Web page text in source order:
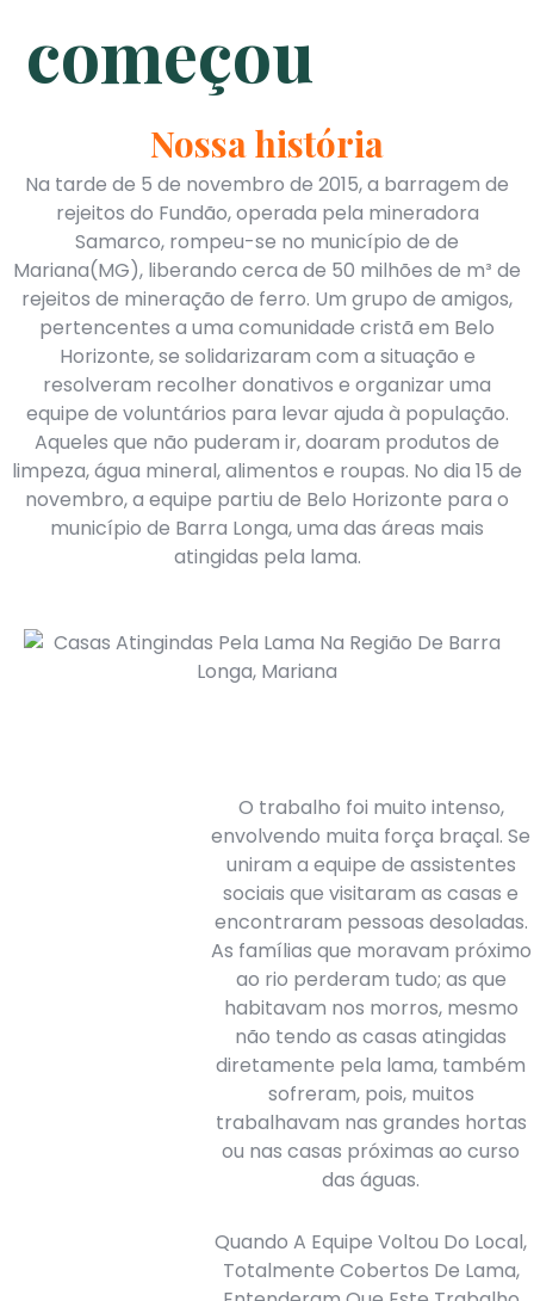
começou
Nossa história
Na tarde de 5 de novembro de 2015, a barragem de
rejeitos do Fundão, operada pela mineradora
Samarco, rompeu-se no município de de
Mariana(MG), liberando cerca de 50 milhões de m³ de
rejeitos de mineração de ferro. Um grupo de amigos,
pertencentes a uma comunidade cristã em Belo
Horizonte, se solidarizaram com a situação e
resolveram recolher donativos e organizar uma
equipe de voluntários para levar ajuda à população.
Aqueles que não puderam ir, doaram produtos de
limpeza, água mineral, alimentos e roupas. No dia 15 de
novembro, a equipe partiu de Belo Horizonte para o
município de Barra Longa, uma das áreas mais
atingidas pela lama.
O trabalho foi muito intenso,
envolvendo muita força braçal. Se
uniram a equipe de assistentes
sociais que visitaram as casas e
encontraram pessoas desoladas.
As famílias que moravam próximo
ao rio perderam tudo; as que
habitavam nos morros, mesmo
não tendo as casas atingidas
diretamente pela lama, também
sofreram, pois, muitos
trabalhavam nas grandes hortas
ou nas casas próximas ao curso
das águas.
Quando A Equipe Voltou Do Local,
Totalmente Cobertos De Lama,